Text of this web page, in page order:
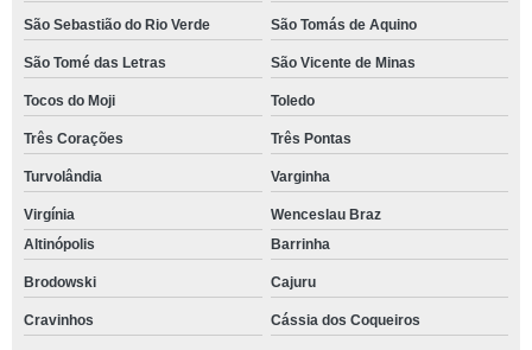
São Sebastião do Rio Verde São Tomás de Aquino
São Tomé das Letras São Vicente de Minas
Tocos do Moji Toledo
Três Corações Três Pontas
Turvolândia Varginha
Virgínia
Wenceslau Braz
Altinópolis
Barrinha
Brodowski Cajuru
Cravinhos Cássia dos Coqueiros